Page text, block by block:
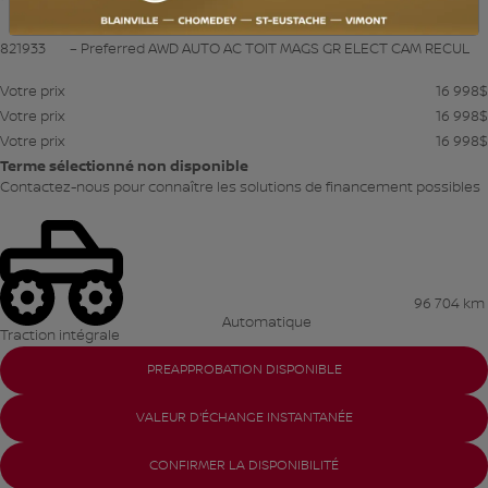
821933 – Preferred AWD AUTO AC TOIT MAGS GR ELECT CAM RECUL
Votre prix 16 998$
Votre prix
16 998$
Votre prix
16 998$
Terme sélectionné non disponible
Contactez-nous pour connaître les solutions de financement possibles
Traction intégrale
Automatique
96 704 km
PREAPPROBATION DISPONIBLE
VALEUR D'ÉCHANGE INSTANTANÉE
CONFIRMER LA DISPONIBILITÉ